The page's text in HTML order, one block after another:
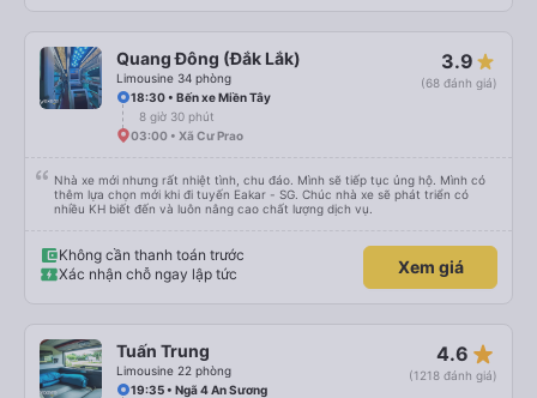
Quang Đông (Đắk Lắk)
Limousine 34 phòng
3.9
(68 đánh giá)
18:30 • Bến xe Miền Tây
8 giờ 30 phút
03:00 • Xã Cư Prao
Nhà xe mới nhưng rất nhiệt tình, chu đáo. Mình sẽ tiếp tục ủng hộ. Mình có
thêm lựa chọn mới khi đi tuyến Eakar - SG. Chúc nhà xe sẽ phát triển có
nhiều KH biết đến và luôn nâng cao chất lượng dịch vụ.
Không cần thanh toán trước
Xác nhận chỗ ngay lập tức
Xem giá
Tuấn Trung
Limousine 22 phòng
4.6 star_rate
(1218 đánh giá)
19:35 • Ngã 4 An Sương